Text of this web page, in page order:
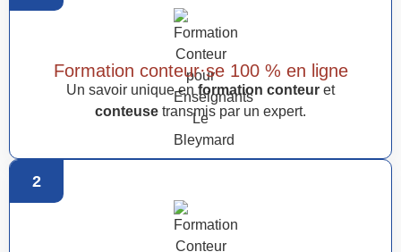
Formation conteur·se 100 % en ligne
Un savoir unique en formation conteur et
conteuse transmis par un expert.
2